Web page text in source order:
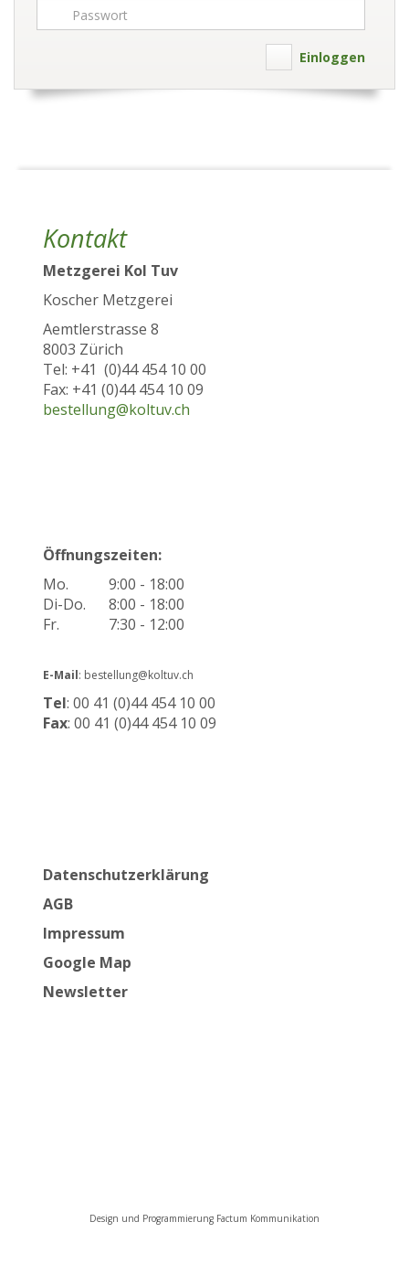
Einloggen
Kontakt
Metzgerei Kol Tuv
Koscher Metzgerei
Aemtlerstrasse 8
8003 Zürich
Tel: +41 (0)44 454 10 00
Fax: +41 (0)44 454 10 09
bestellung@koltuv.ch
Öffnungszeiten:
Mo.
9:00 - 18:00
Di-Do.
8:00 - 18:00
Fr.
7:30 - 12:00
E-Mail: bestellung@koltuv.ch
Tel: 00 41 (0)44 454 10 00
Fax: 00 41 (0)44 454 10 09
Datenschutzerklärung
AGB
Impressum
Google Map
Newsletter
Design und Programmierung Factum Kommunikation